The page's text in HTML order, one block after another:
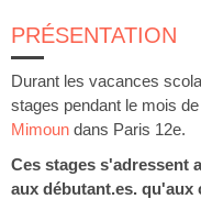
PRÉSENTATION
Durant les vacances
stages pendant le mois
Mimoun dans Paris 12e.
Ces stages s'adressent
aux débutant.es. qu'aux